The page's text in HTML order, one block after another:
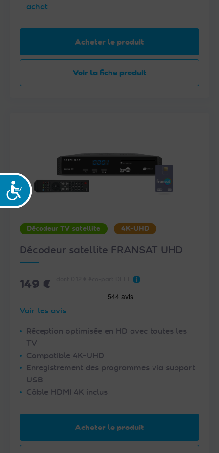
Accessibilité
achat
Acheter le produit
Voir la fiche produit
Décodeur TV satellite 4K-UHD
Décodeur satellite FRANSAT UHD
149 €
Voir les avis
Réception optimisée en HD avec toutes les
TV
Compatible 4K-UHD
Enregistrement des programmes via support
USB
Câble HDMI 4K inclus
Acheter le produit